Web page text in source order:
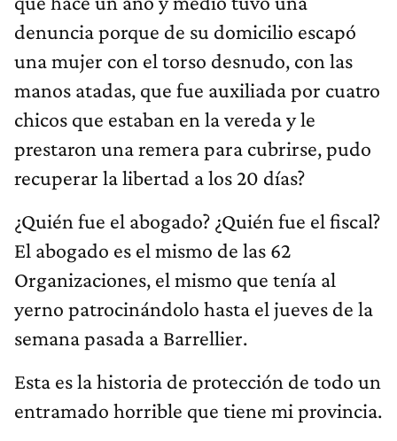
denuncia porque de su domicilio escapó
una mujer con el torso desnudo, con las
manos atadas, que fue auxiliada por cuatro
chicos que estaban en la vereda y le
prestaron una remera para cubrirse, pudo
recuperar la libertad a los 20 días?
¿Quién fue el abogado? ¿Quién fue el fiscal?
El abogado es el mismo de las 62
Organizaciones, el mismo que tenía al
yerno patrocinándolo hasta el jueves de la
semana pasada a Barrellier.
Esta es la historia de protección de todo un
entramado horrible que tiene mi provincia.